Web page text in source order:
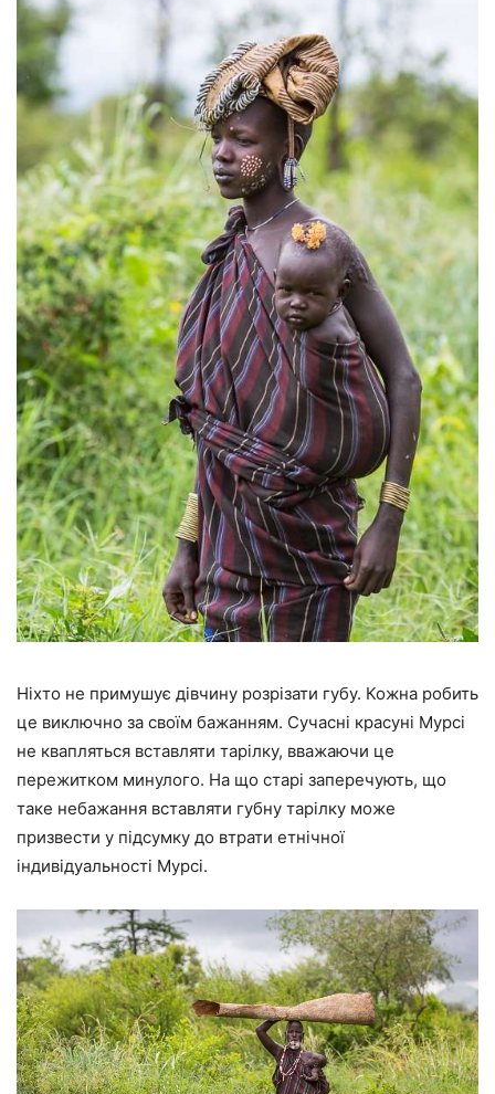
Ніхто не примушує дівчину розрізати губу. Кожна робить
це виключно за своїм бажанням. Сучасні красуні Мурсі
не квапляться вставляти тарілку, вважаючи це
пережитком минулого. На що старі заперечують, що
таке небажання вставляти губну тарілку може
призвести у підсумку до втрати етнічної
індивідуальності Мурсі.